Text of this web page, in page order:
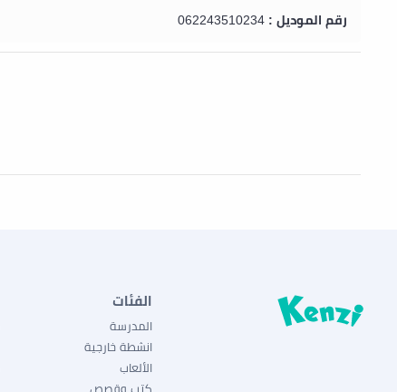
رقم الموديل : 062243510234
الفئات
المدرسة
انشطة خارجية
الألعاب
كتب وقصص